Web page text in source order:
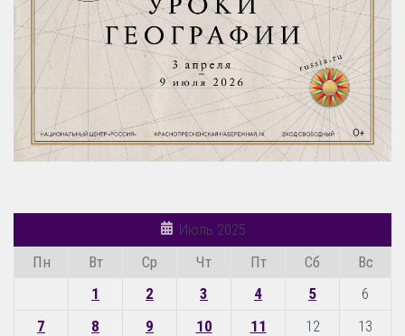
Июль 2025
Пн
Вт Ср Чт Пт Сб
Вс
1
2 3 4 5
6
7
8 9 10 11 12
13